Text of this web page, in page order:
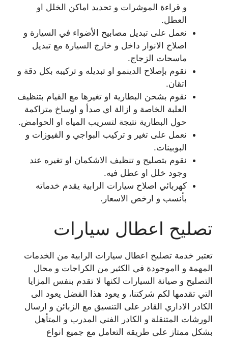
و قراءة الموشرات و تحديد اماكن الخلل او
العطل.
نعمل على تبديل مصابيح الأضواء في السيارة و
اصلاح الانوار داخل و خارج السيارة مع تبديل
ماسحات الزجاج.
نقوم بإصلاح الدينمو او تبديله و تركيبه بكل دقة و
اتقان.
نقوم بشحن البطارية او تغيرها مع القيام بتنظيف
العلبة الخاصة و ازالة اي صدأ و اوساخ متراكمة
حول البطارية نتيجة لتسريب المياه او الحوامض.
نعمل على تغير و تركيب البواجي و الفيوزات و
البوبينات.
نقوم بتصليح و تنظيف الاشكمان او تغيره عند
وجود خلل او عطل فيه.
كهربائي اصلاح سيارات الرابية يقدم خدماته
بأنسب و ارخص الاسعار.
تصليح اعطال سيارات
تعتبر خدمة تصليح اعطال سيارات الرابية من الخدمات
المهمة و ااموجودة في الكثير من الكراجات و محال
التصليح و صيانة السيارات لكنها لا تقدم بنفس المزايا
التي تقدمها لكم شركتنا، و يعود هذا الفضل يعود الى
الكادر الاداري القادر على التنسيق مع الزبائن و ارسال
الورشات المتنقلة و الكادر الفني المدرب و المتأهل
بشكل ممتاز على طريقة التعامل مع جميع انواع